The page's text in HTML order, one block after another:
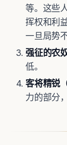
等。这些
挥权和利
一旦局势
强征的农
低。
客将精锐
力的部分